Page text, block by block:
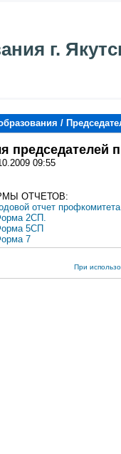
г.
/
председателей
09:55
ОТЧЕТОВ:
отчет
2СП.
5СП
7
При